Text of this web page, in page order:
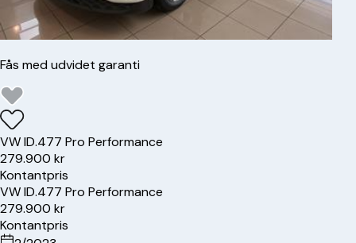
Fås med udvidet garanti
VWID.477 Pro Performance
279.900 kr
Kontantpris
VWID.477 Pro Performance
279.900 kr
Kontantpris